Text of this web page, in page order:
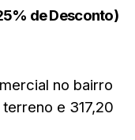
de Desconto)
no bairro
e 317,20